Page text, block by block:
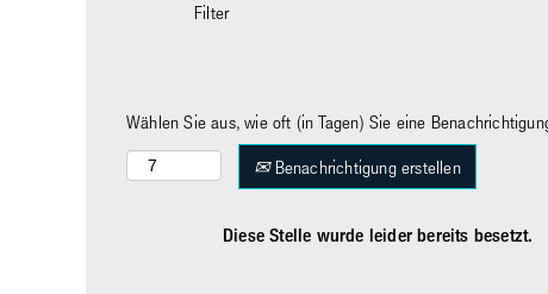
Filter
Wählen Sie aus, wie oft (in Tagen) Sie eine
Benachrichtigung erstellen
Diese Stelle wurde leider bereits besetzt.